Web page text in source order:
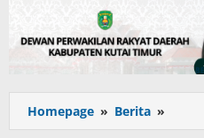
Homepage » Berita »
Masih